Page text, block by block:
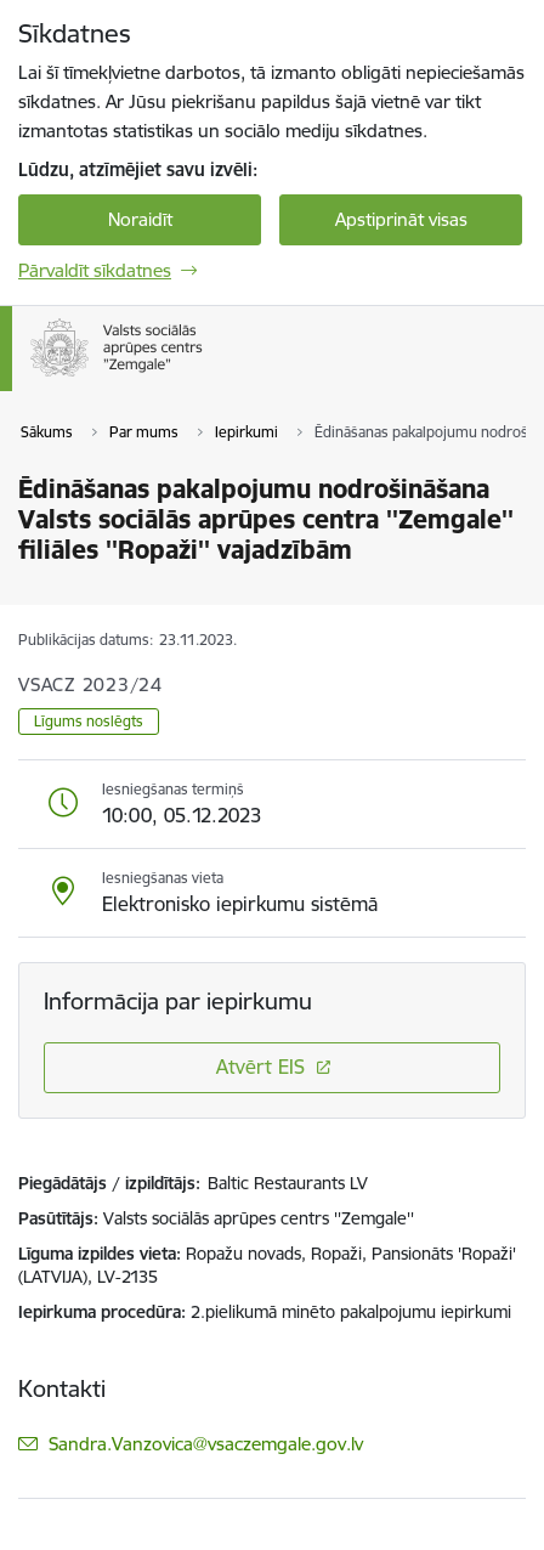
Sīkdatnes
Lai šī tīmekļvietne darbotos, tā izmanto obligāti nepieciešamās
sīkdatnes. Ar Jūsu piekrišanu papildus šajā vietnē var tikt
izmantotas statistikas un sociālo mediju sīkdatnes.
Lūdzu, atzīmējiet savu izvēli:
Noraidīt Apstiprināt visas
Pārvaldīt sīkdatnes
Sākums Par mums Iepirkumi Ēdināšanas pakalpojumu
Ēdināšanas pakalpojumu nodrošināšana
Valsts sociālās aprūpes centra ''Zemgale''
filiāles ''Ropaži'' vajadzībām
Publikācijas datums: 23.11.2023.
VSACZ 2023/24
Līgums noslēgts
Iesniegšanas termiņš
10:00, 05.12.2023
Iesniegšanas vieta
Elektronisko iepirkumu sistēmā
Informācija par iepirkumu
Atvērt EIS
Piegādātājs / izpildītājs: Baltic Restaurants LV
Pasūtītājs Valsts sociālās aprūpes centrs ''Zemgale''
Līguma izpildes vieta Ropažu novads, Ropaži, Pansionāts 'Ropaži'
(LATVIJA), LV-2135
Iepirkuma procedūra 2.pielikumā minēto pakalpojumu iepirkumi
Kontakti
E-pasts:
Sandra.Vanzovica@vsaczemgale.gov.lv